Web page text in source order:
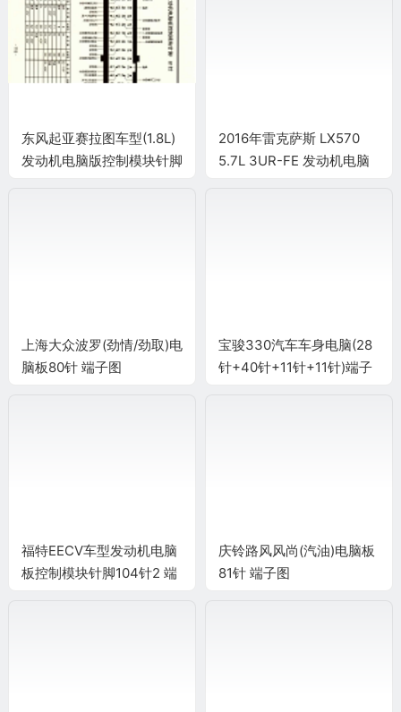
东风起亚赛拉图车型(1.8L)
发动机电脑版控制模块针脚
2016年雷克萨斯 LX570
5.7L 3UR-FE 发动机电脑
上海大众波罗(劲情/劲取)电
脑板80针 端子图
宝骏330汽车车身电脑(28
针+40针+11针+11针)端子
福特EECV车型发动机电脑
板控制模块针脚104针2 端
庆铃路风风尚(汽油)电脑板
81针 端子图